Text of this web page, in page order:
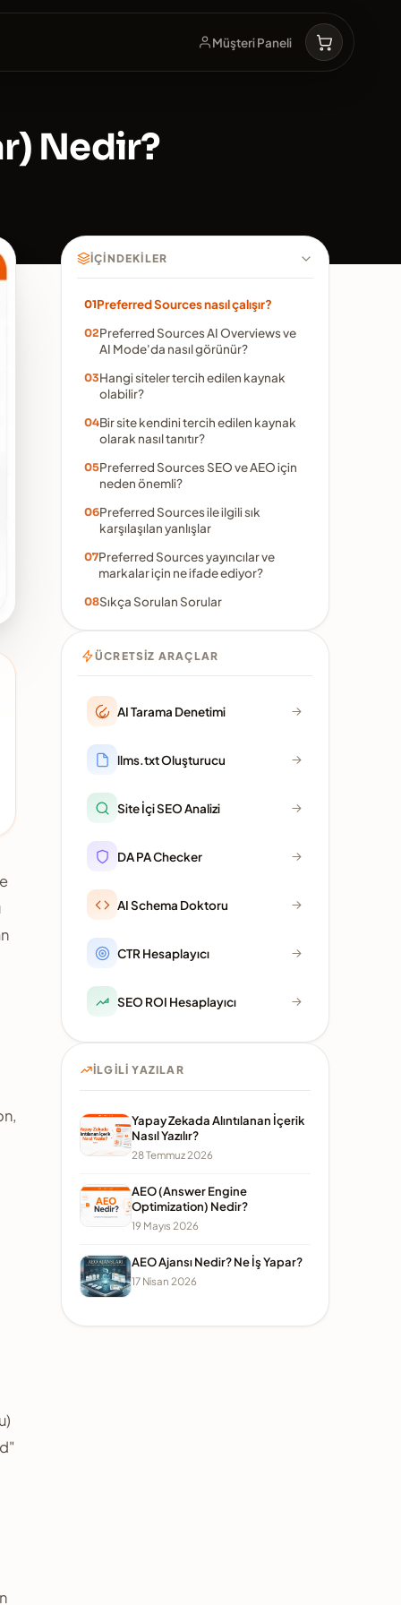
Müşteri Paneli
Nedir?
İÇINDEKILER
Preferred Sources nasıl çalışır?
Preferred Sources AI Overviews ve
AI Mode'da nasıl görünür?
Hangi siteler tercih edilen kaynak
olabilir?
Bir site kendini tercih edilen kaynak
olarak nasıl tanıtır?
Preferred Sources SEO ve AEO için
neden önemli?
Preferred Sources ile ilgili sık
karşılaşılan yanlışlar
Preferred Sources yayıncılar ve
markalar için ne ifade ediyor?
Sıkça Sorulan Sorular
ÜCRETSIZ ARAÇLAR
AI Tarama Denetimi
llms.txt Oluşturucu
Site İçi SEO Analizi
DA PA Checker
AI Schema Doktoru
CTR Hesaplayıcı
SEO ROI Hesaplayıcı
İLGILI YAZILAR
Yapay Zekada Alıntılanan İçerik
Nasıl Yazılır?
28 Temmuz 2026
AEO (Answer Engine
Optimization) Nedir?
19 Mayıs 2026
AEO Ajansı Nedir? Ne İş Yapar?
17 Nisan 2026